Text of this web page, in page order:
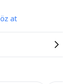
at